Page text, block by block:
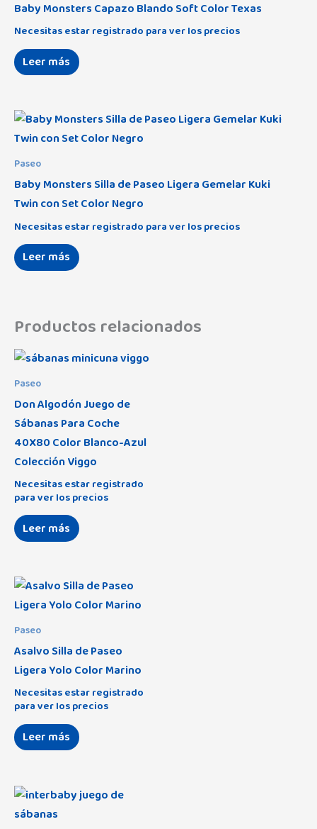
Baby Monsters Capazo Blando Soft Color Texas
Necesitas estar registrado para ver los precios
Leer más
Paseo
Baby Monsters Silla de Paseo Ligera Gemelar Kuki
Twin con Set Color Negro
Necesitas estar registrado para ver los precios
Leer más
Productos relacionados
Paseo
Don Algodón Juego de
Sábanas Para Coche
40X80 Color Blanco-Azul
Colección Viggo
Necesitas estar registrado
para ver los precios
Leer más
Paseo
Asalvo Silla de Paseo
Ligera Yolo Color Marino
Necesitas estar registrado
para ver los precios
Leer más